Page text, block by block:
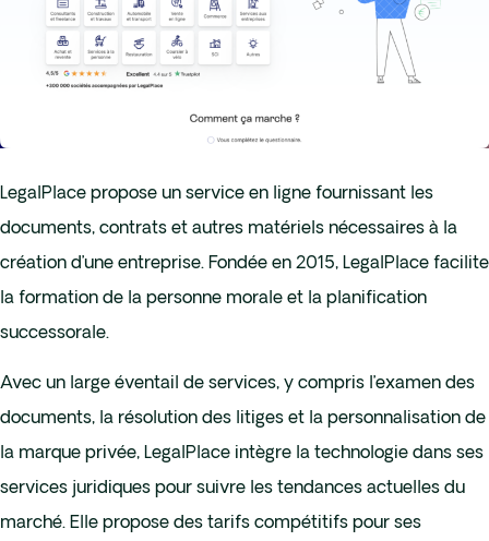
LegalPlace propose un service en ligne fournissant les
documents, contrats et autres matériels nécessaires à la
création d’une entreprise. Fondée en 2015, LegalPlace facilite
la formation de la personne morale et la planification
successorale.
Avec un large éventail de services, y compris l’examen des
documents, la résolution des litiges et la personnalisation de
la marque privée, LegalPlace intègre la technologie dans ses
services juridiques pour suivre les tendances actuelles du
marché. Elle propose des tarifs compétitifs pour ses